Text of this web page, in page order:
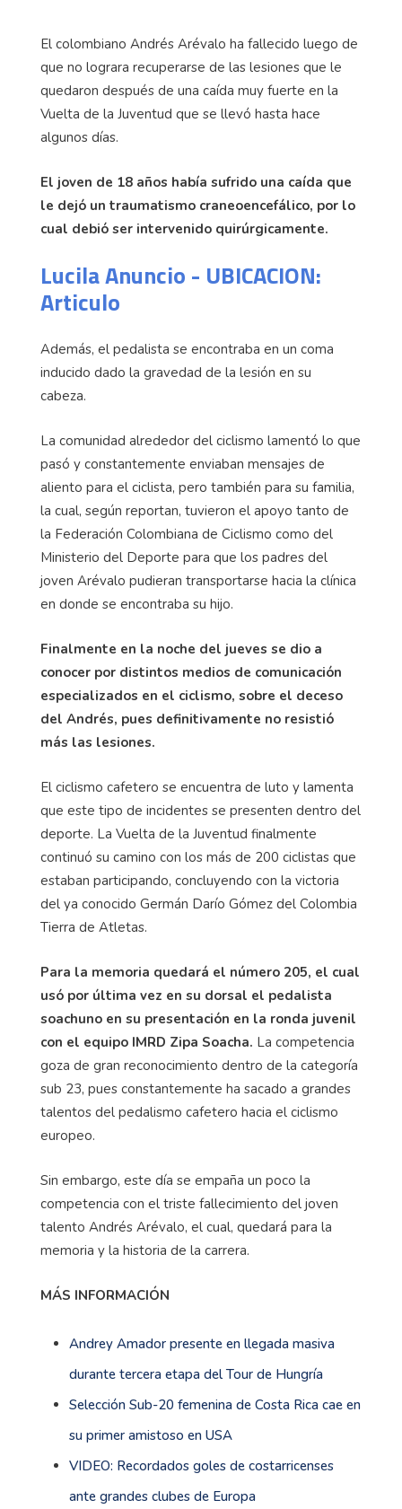
El colombiano Andrés Arévalo ha fallecido luego de
que no lograra recuperarse de las lesiones que le
quedaron después de una caída muy fuerte en la
Vuelta de la Juventud que se llevó hasta hace
algunos días.
El joven de 18 años había sufrido una caída que
le dejó un traumatismo craneoencefálico, por lo
cual debió ser intervenido quirúrgicamente.
Lucila Anuncio - UBICACION:
Articulo
Además, el pedalista se encontraba en un coma
inducido dado la gravedad de la lesión en su
cabeza.
La comunidad alrededor del ciclismo lamentó lo que
pasó y constantemente enviaban mensajes de
aliento para el ciclista, pero también para su familia,
la cual, según reportan, tuvieron el apoyo tanto de
la Federación Colombiana de Ciclismo como del
Ministerio del Deporte para que los padres del
joven Arévalo pudieran transportarse hacia la clínica
en donde se encontraba su hijo.
Finalmente en la noche del jueves se dio a
conocer por distintos medios de comunicación
especializados en el ciclismo, sobre el deceso
del Andrés, pues definitivamente no resistió
más las lesiones.
El ciclismo cafetero se encuentra de luto y lamenta
que este tipo de incidentes se presenten dentro del
deporte. La Vuelta de la Juventud finalmente
continuó su camino con los más de 200 ciclistas que
estaban participando, concluyendo con la victoria
del ya conocido Germán Darío Gómez del Colombia
Tierra de Atletas.
Para la memoria quedará el número 205, el cual
usó por última vez en su dorsal el pedalista
soachuno en su presentación en la ronda juvenil
con el equipo IMRD Zipa Soacha. La competencia
goza de gran reconocimiento dentro de la categoría
sub 23, pues constantemente ha sacado a grandes
talentos del pedalismo cafetero hacia el ciclismo
europeo.
Sin embargo, este día se empaña un poco la
competencia con el triste fallecimiento del joven
talento Andrés Arévalo, el cual, quedará para la
memoria y la historia de la carrera.
MÁS INFORMACIÓN
Andrey Amador presente en llegada masiva
durante tercera etapa del Tour de Hungría
Selección Sub-20 femenina de Costa Rica cae en
su primer amistoso en USA
VIDEO: Recordados goles de costarricenses
ante grandes clubes de Europa